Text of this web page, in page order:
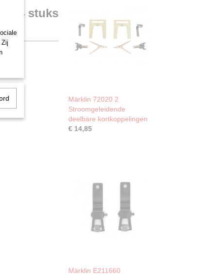
4 stuks
Märklin 72020 2
Stroomgeleidende
deelbare kortkoppelingen
€ 14,85
Märklin E211660